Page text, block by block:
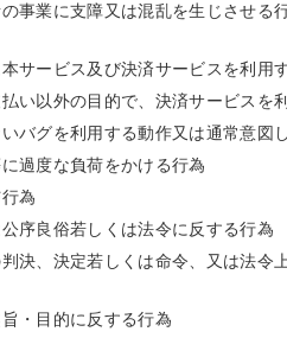
事業に支障又は混乱を生じさせ
サービス及び決済サービスを利用
い以外の目的で、決済サービスを
バグを利用する動作又は通常意
過度な負荷をかける行為
為
序良俗若しくは法令に反する行為
決、決定若しくは命令、又は法
・目的に反する行為